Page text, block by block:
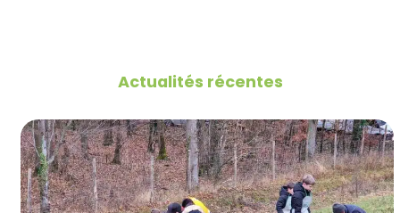
Actualités récentes